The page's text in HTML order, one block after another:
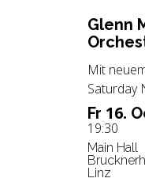
Fr 16.
19:30
Main Hall
Linz
Glenn
Mit
Saturday